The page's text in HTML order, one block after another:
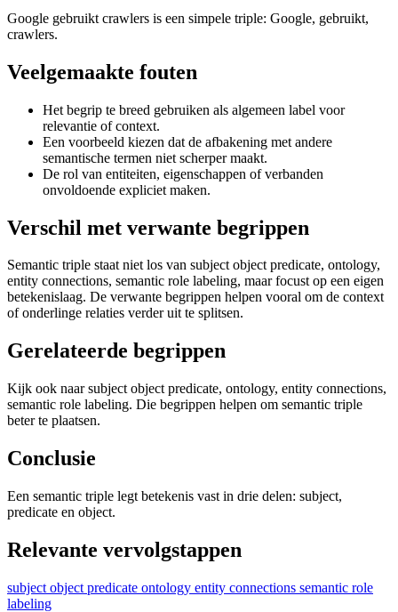
Google gebruikt crawlers is een simpele triple: Google, gebruikt,
crawlers.
Veelgemaakte fouten
Het begrip te breed gebruiken als algemeen label voor
relevantie of context.
Een voorbeeld kiezen dat de afbakening met andere
semantische termen niet scherper maakt.
De rol van entiteiten, eigenschappen of verbanden
onvoldoende expliciet maken.
Verschil met verwante begrippen
Semantic triple staat niet los van subject object predicate, ontology,
entity connections, semantic role labeling, maar focust op een eigen
betekenislaag. De verwante begrippen helpen vooral om de context
of onderlinge relaties verder uit te splitsen.
Gerelateerde begrippen
Kijk ook naar subject object predicate, ontology, entity connections,
semantic role labeling. Die begrippen helpen om semantic triple
beter te plaatsen.
Conclusie
Een semantic triple legt betekenis vast in drie delen: subject,
predicate en object.
Relevante vervolgstappen
subject object predicate ontology entity connections semantic role
labeling